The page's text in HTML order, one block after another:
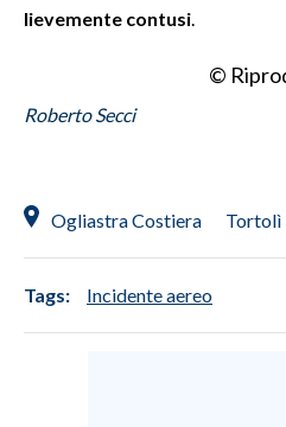
PUBBLICITÀ
lievemente contusi
©
Roberto Secci
Ogliastra Costiera Tortolì
Tags: Incidente aereo